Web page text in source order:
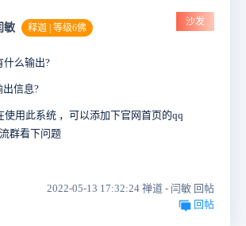
敏 释迦 | 等级6佛
沙发
什么输出?
出信息?
使用此系统 ，可以添加下官网首页的qq
群看下问题
2022-05-13 17:32:24 禅道 - 闫敏 回帖
回帖